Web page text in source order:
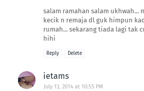
salam ramahan salam ukhwah...
kecik n remaja dl guk himpun
rumah... sekarang tiada lagi tak
hihi
Reply Delete
ietams
July 13, 2014 at 10:55 PM